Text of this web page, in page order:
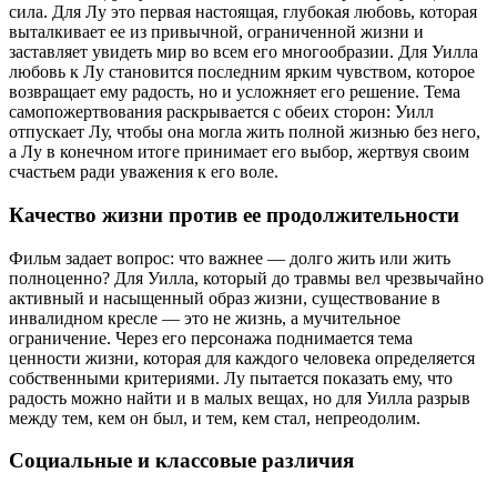
сила. Для Лу это первая настоящая, глубокая любовь, которая
выталкивает ее из привычной, ограниченной жизни и
заставляет увидеть мир во всем его многообразии. Для Уилла
любовь к Лу становится последним ярким чувством, которое
возвращает ему радость, но и усложняет его решение. Тема
самопожертвования раскрывается с обеих сторон: Уилл
отпускает Лу, чтобы она могла жить полной жизнью без него,
а Лу в конечном итоге принимает его выбор, жертвуя своим
счастьем ради уважения к его воле.
Качество жизни против ее продолжительности
Фильм задает вопрос: что важнее — долго жить или жить
полноценно? Для Уилла, который до травмы вел чрезвычайно
активный и насыщенный образ жизни, существование в
инвалидном кресле — это не жизнь, а мучительное
ограничение. Через его персонажа поднимается тема
ценности жизни, которая для каждого человека определяется
собственными критериями. Лу пытается показать ему, что
радость можно найти и в малых вещах, но для Уилла разрыв
между тем, кем он был, и тем, кем стал, непреодолим.
Социальные и классовые различия